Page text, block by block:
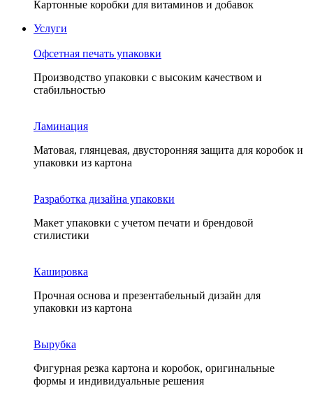
Картонные коробки для витаминов и добавок
Услуги
Офсетная печать упаковки
Производство упаковки с высоким качеством и
стабильностью
Ламинация
Матовая, глянцевая, двусторонняя защита для коробок и
упаковки из картона
Разработка дизайна упаковки
Макет упаковки с учетом печати и брендовой
стилистики
Кашировка
Прочная основа и презентабельный дизайн для
упаковки из картона
Вырубка
Фигурная резка картона и коробок, оригинальные
формы и индивидуальные решения